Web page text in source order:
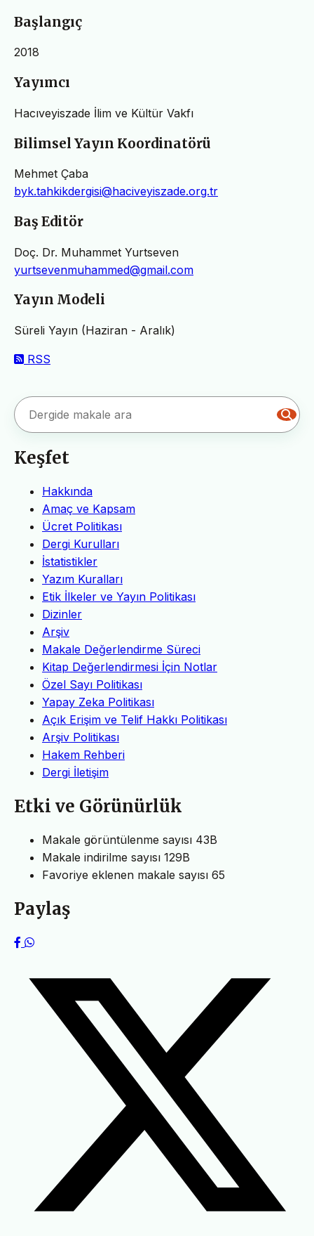
Başlangıç
2018
Yayımcı
Hacıveyiszade İlim ve Kültür Vakfı
Bilimsel Yayın Koordinatörü
Mehmet Çaba
byk.tahkikdergisi@haciveyiszade.org.tr
Baş Editör
Doç. Dr. Muhammet Yurtseven
yurtsevenmuhammed@gmail.com
Yayın Modeli
Süreli Yayın (Haziran - Aralık)
RSS
Keşfet
Hakkında
Amaç ve Kapsam
Ücret Politikası
Dergi Kurulları
İstatistikler
Yazım Kuralları
Etik İlkeler ve Yayın Politikası
Dizinler
Arşiv
Makale Değerlendirme Süreci
Kitap Değerlendirmesi İçin Notlar
Özel Sayı Politikası
Yapay Zeka Politikası
Açık Erişim ve Telif Hakkı Politikası
Arşiv Politikası
Hakem Rehberi
Dergi İletişim
Etki ve Görünürlük
Makale görüntülenme sayısı 43B
Makale indirilme sayısı 129B
Favoriye eklenen makale sayısı 65
Paylaş